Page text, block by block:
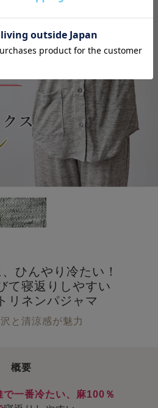
ひんやり冷たい！
て寝返りしやすい
リネンパジャマ
沢と清涼感が魅力
概要
一番冷たい、麻100％